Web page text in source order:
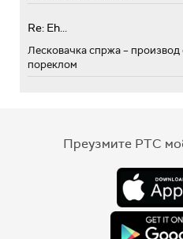
Re: Eh...
Лесковачка спржа –
пореклом
Преузмите РТС